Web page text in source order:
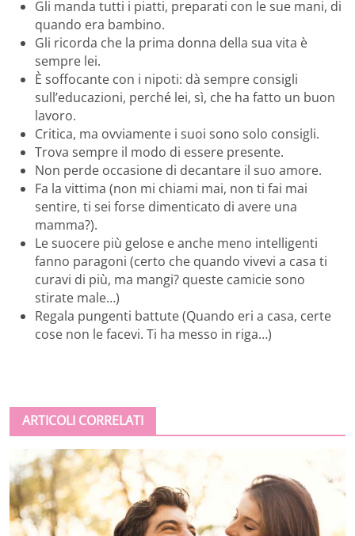
Gli manda tutti i piatti, preparati con le sue mani, di
quando era bambino.
Gli ricorda che la prima donna della sua vita è
sempre lei.
È soffocante con i nipoti: dà sempre consigli
sull’educazioni, perché lei, sì, che ha fatto un buon
lavoro.
Critica, ma ovviamente i suoi sono solo consigli.
Trova sempre il modo di essere presente.
Non perde occasione di decantare il suo amore.
Fa la vittima (non mi chiami mai, non ti fai mai
sentire, ti sei forse dimenticato di avere una
mamma?).
Le suocere più gelose e anche meno intelligenti
fanno paragoni (certo che quando vivevi a casa ti
curavi di più, ma mangi? queste camicie sono
stirate male…)
Regala pungenti battute (Quando eri a casa, certe
cose non le facevi. Ti ha messo in riga…)
ARTICOLI CORRELATI